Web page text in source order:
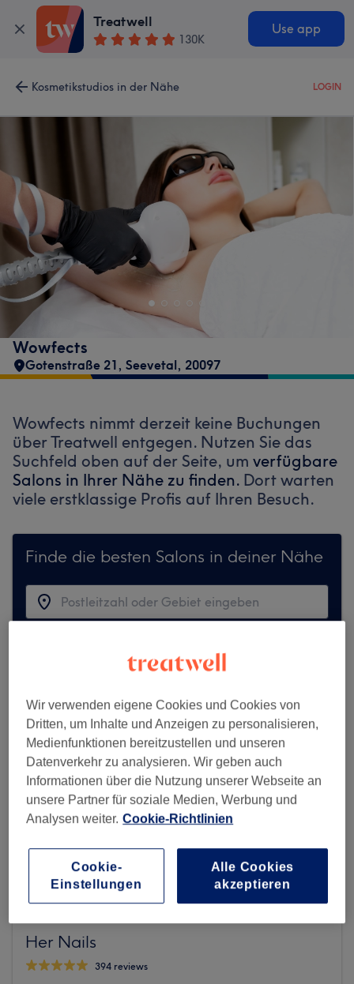
Treatwell
130K
Use app
Kosmetikstudios in der Nähe LOGIN
Wowfects
Gotenstraße 21, Seevetal, 20097
Wowfects nimmt derzeit keine Buchungen
über Treatwell entgegen. Nutzen Sie das
Suchfeld oben auf der Seite, um verfügbare
Salons in Ihrer Nähe zu finden. Dort warten
viele erstklassige Profis auf Ihren Besuch.
Finde die besten Salons in deiner Nähe
Her Nails
394 reviews
Wir verwenden eigene Cookies und Cookies von
Dritten, um Inhalte und Anzeigen zu personalisieren,
Medienfunktionen bereitzustellen und unseren
Datenverkehr zu analysieren. Wir geben auch
Informationen über die Nutzung unserer Webseite an
unsere Partner für soziale Medien, Werbung und
Analysen weiter. Cookie-Richtlinien
Cookie-
Einstellungen
Alle Cookies
akzeptieren